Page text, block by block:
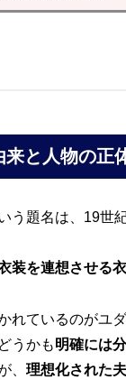
来と人物の正
う題名は、19世
装を連想させる
れているのがユ
うかも明確には
、 理想化された